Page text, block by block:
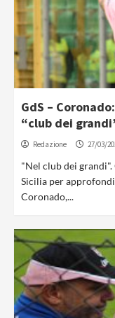
GdS –
“club dei
Redazione 27/03/
"Nel club dei
Sicilia per
Coronado,...